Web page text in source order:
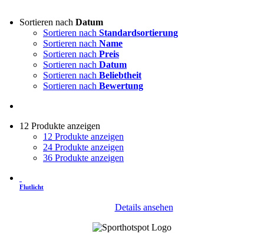
Sortieren nach Datum
Sortieren nach Standardsortierung
Sortieren nach Name
Sortieren nach Preis
Sortieren nach Datum
Sortieren nach Beliebtheit
Sortieren nach Bewertung
12 Produkte anzeigen
12 Produkte anzeigen
24 Produkte anzeigen
36 Produkte anzeigen
Flutlicht
Details ansehen